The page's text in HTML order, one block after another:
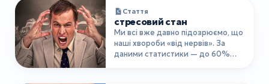
Стаття
стресовий стан
Ми всі вже давно підозрюємо, що
наші хвороби «від нервів». За
даними статистики — до 60%